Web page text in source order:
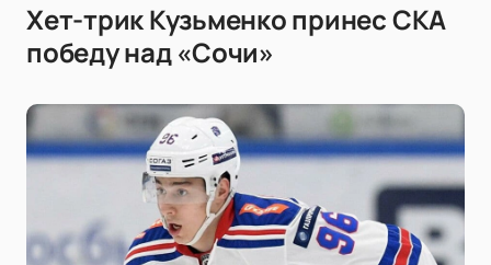
Хет-трик Кузьменко принес СКА
победу над «Сочи»